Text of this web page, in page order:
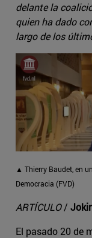
delante la
quien ha dado
largo de los
▲ Thierry Baudet, en
Democracia (FVD)
ARTÍCULO/
El pasado 20 de